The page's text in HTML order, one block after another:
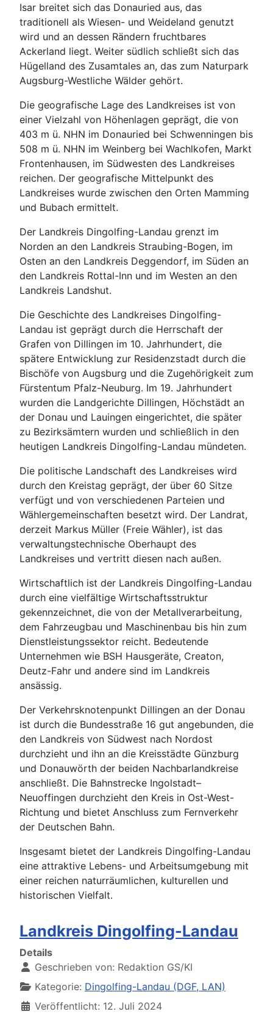
Isar breitet sich das Donauried aus, das
traditionell als Wiesen- und Weideland genutzt
wird und an dessen Rändern fruchtbares
Ackerland liegt. Weiter südlich schließt sich das
Hügelland des Zusamtales an, das zum Naturpark
Augsburg-Westliche Wälder gehört.
Die geografische Lage des Landkreises ist von
einer Vielzahl von Höhenlagen geprägt, die von
403 m ü. NHN im Donauried bei Schwenningen bis
508 m ü. NHN im Weinberg bei Wachlkofen, Markt
Frontenhausen, im Südwesten des Landkreises
reichen. Der geografische Mittelpunkt des
Landkreises wurde zwischen den Orten Mamming
und Bubach ermittelt.
Der Landkreis Dingolfing-Landau grenzt im
Norden an den Landkreis Straubing-Bogen, im
Osten an den Landkreis Deggendorf, im Süden an
den Landkreis Rottal-Inn und im Westen an den
Landkreis Landshut.
Die Geschichte des Landkreises Dingolfing-
Landau ist geprägt durch die Herrschaft der
Grafen von Dillingen im 10. Jahrhundert, die
spätere Entwicklung zur Residenzstadt durch die
Bischöfe von Augsburg und die Zugehörigkeit zum
Fürstentum Pfalz-Neuburg. Im 19. Jahrhundert
wurden die Landgerichte Dillingen, Höchstädt an
der Donau und Lauingen eingerichtet, die später
zu Bezirksämtern wurden und schließlich in den
heutigen Landkreis Dingolfing-Landau mündeten.
Die politische Landschaft des Landkreises wird
durch den Kreistag geprägt, der über 60 Sitze
verfügt und von verschiedenen Parteien und
Wählergemeinschaften besetzt wird. Der Landrat,
derzeit Markus Müller (Freie Wähler), ist das
verwaltungstechnische Oberhaupt des
Landkreises und vertritt diesen nach außen.
Wirtschaftlich ist der Landkreis Dingolfing-Landau
durch eine vielfältige Wirtschaftsstruktur
gekennzeichnet, die von der Metallverarbeitung,
dem Fahrzeugbau und Maschinenbau bis hin zum
Dienstleistungssektor reicht. Bedeutende
Unternehmen wie BSH Hausgeräte, Creaton,
Deutz-Fahr und andere sind im Landkreis
ansässig.
Der Verkehrsknotenpunkt Dillingen an der Donau
ist durch die Bundesstraße 16 gut angebunden, die
den Landkreis von Südwest nach Nordost
durchzieht und ihn an die Kreisstädte Günzburg
und Donauwörth der beiden Nachbarlandkreise
anschließt. Die Bahnstrecke Ingolstadt–
Neuoffingen durchzieht den Kreis in Ost-West-
Richtung und bietet Anschluss zum Fernverkehr
der Deutschen Bahn.
Insgesamt bietet der Landkreis Dingolfing-Landau
eine attraktive Lebens- und Arbeitsumgebung mit
einer reichen naturräumlichen, kulturellen und
historischen Vielfalt.
Landkreis Dingolfing-Landau
Details
Geschrieben von: Redaktion GS/KI
Kategorie: Dingolfing-Landau (DGF, LAN)
Veröffentlicht: 12. Juli 2024